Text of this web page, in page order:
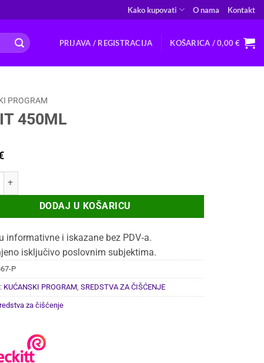
Kako kupovati O nama Kontakt
PRIJAVA / REGISTRACIJA KOŠARICA /0,00€
PROGRAM
450ML
količina
DODAJ U KOŠARICU
informativne i iskazane bez PDV‑a.
isključivo poslovnim subjektima.
P
KUĆANSKI PROGRAM, SREDSTVA ZA ČIŠĆENJE
za čišćenje